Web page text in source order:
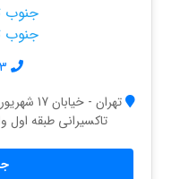
جنوب
جنوب
تاکسیرانی طبقه اول واحد 3 مطب آقای